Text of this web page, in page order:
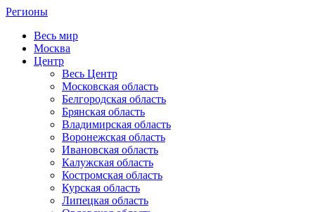
Регионы
Весь мир
Москва
Центр
Весь Центр
Московская область
Белгородская область
Брянская область
Владимирская область
Воронежская область
Ивановская область
Калужская область
Костромская область
Курская область
Липецкая область